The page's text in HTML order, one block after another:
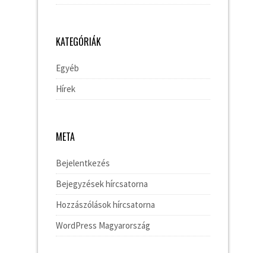
KATEGÓRIÁK
Egyéb
Hírek
META
Bejelentkezés
Bejegyzések hírcsatorna
Hozzászólások hírcsatorna
WordPress Magyarország